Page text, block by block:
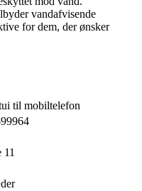
vandafvisende
for dem, der ønsker
til mobiltelefon
11